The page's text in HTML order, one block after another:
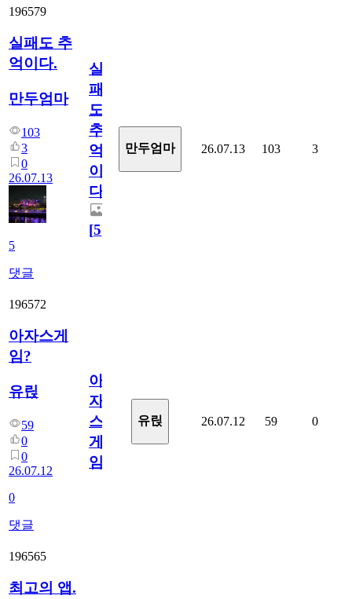
196579
실패도 추
억이다.
만두엄마
103
3
0
26.07.13
5
댓글
실
패
도
추
억
이
다.
[5]
만두엄마 26.07.13 103 3
196572
아자스게
임?
유릱
59
0
0
26.07.12
0
댓글
아
자
스
게
임?
유릱 26.07.12 59 0
196565
최고의 앱.